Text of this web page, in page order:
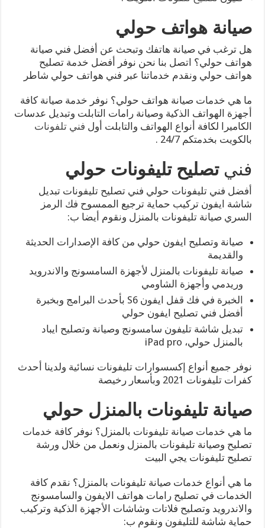
صيانة هواتف حولي
هل ترغب في صيانة هاتفك وتبحث عن أفضل فني صيانة
هواتف حولي؟ اتصل بنا نحن نوفر أفضل خدمة تصليح
هواتف حولي ونقدم خدماتنا عبر فني هواتف حولي شاطر
ما هي خدمات صيانة هواتف حولي؟ نوفر خدمة صيانة كافة
أجهزة الهواتف الذكية وصيانة رامات التابلت وتبديل عدسات
الكاميرا لكافة أنواع الهواتف والتابلت أول فني تلفونات
بالكويت بخدمتكم 24/7 .
فنيتصليح تليفونات حولي
أفضل فني تليفونات حولي فني تصليح تليفونات تبديل
شاشة ايفون تركيب حماية ترجيع الممسوح فك الرمز
السري صيانة تليفونات بالمنزل ونقوم أيضا ب:
صيانة وتصليح ايفون حولي من كافة الإصدارات الحديثة
والقديمة
صيانة تليفونات بالمنزل لأجهزة السامسونج والاندرويد
وريدمي وأجهزة الشاومي
الخبرة في فك قفل ايفون S6 بأحدث البرامج وبخبرة
أفضل فني تصليح ايفون حولي
تبديل شاشة تليفون سامسونج وصيانة وتصليح ايباد
بالمنزل حولي، iPad pro
نوفر جميع أنواع إكسسوارات تليفونات نسائية ولدينا أحدث
كفرات تليفونات 2021 وبأسعار رخيصة
صيانة تليفونات بالمنزل حولي
ما هي خدمات صيانة تليفونات بالمنزل؟ نوفر كافة خدمات
تصليح وصيانة تليفونات بالمنزل ونعمل من خلال ورشة
تصليح تليفونات يجي البيت
ما هي أنواع خدمات صيانة تليفونات بالمنزل؟ نقدم كافة
الخدمات في تصليح رامات هواتف الايفون والسامسونج
والاندرويد وتصليح فلاتات وشاشات الأجهزة الذكية وتركيب
حماية شاشة للتليفون ونقوم ب: